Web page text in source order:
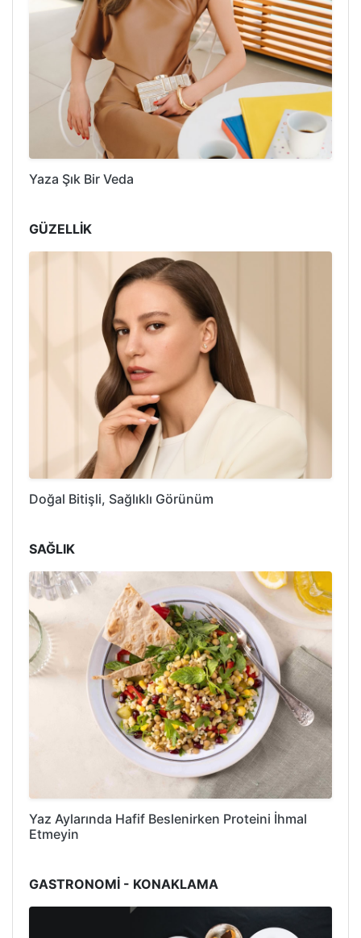
Yaza Şık Bir Veda
GÜZELLİK
Doğal Bitişli, Sağlıklı Görünüm
SAĞLIK
Yaz Aylarında Hafif Beslenirken Proteini İhmal
Etmeyin
GASTRONOMİ - KONAKLAMA